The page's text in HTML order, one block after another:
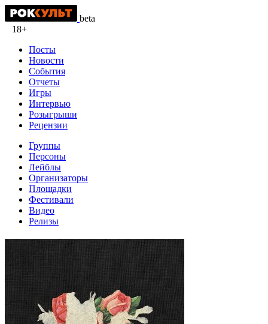
beta
18+
Посты
Новости
События
Отчеты
Игры
Интервью
Розыгрыши
Рецензии
Группы
Персоны
Лейблы
Организаторы
Площадки
Фестивали
Видео
Релизы